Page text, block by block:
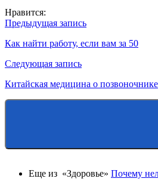
Нравится:
Навигация
по
записям
Предыдущая запись
Как найти работу, если вам за 50
Следующая запись
Китайская медицина о позвоночнике
Еще из «Здоровье» Почему